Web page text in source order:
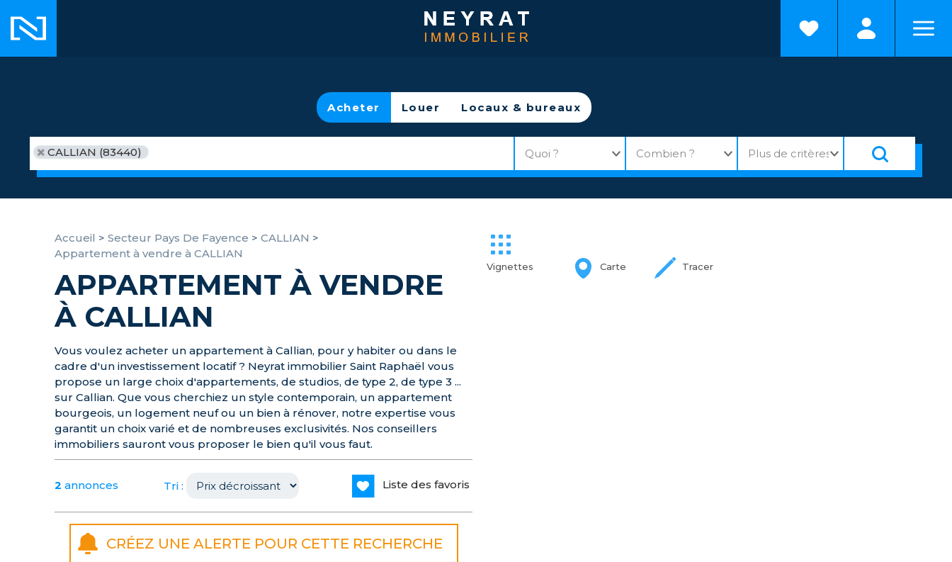
Acheter Louer Locaux & bureaux
CALLIAN (83440)
Vignettes Carte Tracer
Accueil > Secteur Pays De Fayence > CALLIAN >
Appartement à vendre à CALLIAN
APPARTEMENT À VENDRE
À CALLIAN
Vous voulez acheter un appartement à Callian, pour y habiter ou dans le
cadre d'un investissement locatif ? Neyrat immobilier Saint Raphaël vous
propose un large choix d'appartements, de studios, de type 2, de type 3 ...
sur Callian. Que vous cherchiez un style contemporain, un appartement
bourgeois, un logement neuf ou un bien à rénover, notre expertise vous
garantit un choix varié et de nombreuses exclusivités. Nos conseillers
immobiliers sauront vous proposer le bien qu'il vous faut.
2 annonces Tri : Liste des favoris